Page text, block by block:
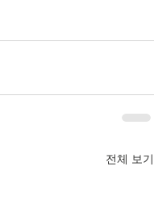
전체 보기